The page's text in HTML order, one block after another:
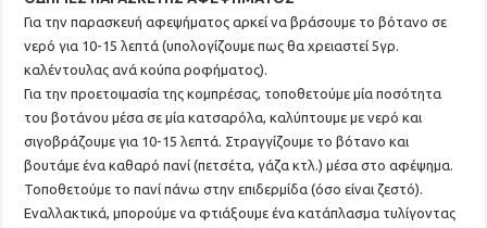
Για την παρασκευή αφεψήματος αρκεί να βράσουμε το βότανο σε
νερό για 10-15 λεπτά (υπολογίζουμε πως θα χρειαστεί 5γρ.
καλέντουλας ανά κούπα ροφήματος).
Για την προετοιμασία της κομπρέσας, τοποθετούμε μία ποσότητα
του βοτάνου μέσα σε μία κατσαρόλα, καλύπτουμε με νερό και
σιγοβράζουμε για 10-15 λεπτά. Στραγγίζουμε το βότανο και
βουτάμε ένα καθαρό πανί (πετσέτα, γάζα κτλ.) μέσα στο αφέψημα.
Τοποθετούμε το πανί πάνω στην επιδερμίδα (όσο είναι ζεστό).
Εναλλακτικά, μπορούμε να φτιάξουμε ένα κατάπλασμα τυλίγοντας